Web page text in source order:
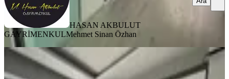
HASAN AKBULUT
GAYRİMENKULMehmet Sinan Özhan
SIFIR BİNA
Galata'dan Kuyuönünde 2+1 Sıfır
Daire